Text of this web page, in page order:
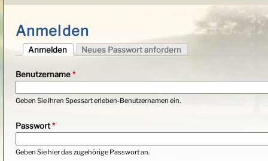
Anmelden
Haupt-Reiter
Anmelden
Neues Passwort anfordern
Benutzername*
Geben Sie Ihren Spessart erleben-Benutzernamen ein.
Passwort*
Geben Sie hier das zugehörige Passwort an.